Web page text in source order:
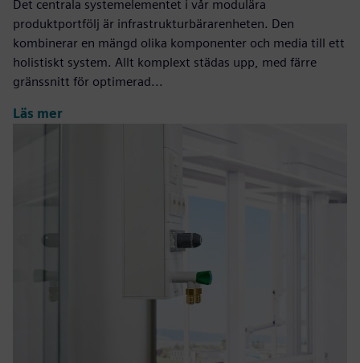
Det centrala systemelementet i vår modulära
produktportfölj är infrastrukturbärarenheten. Den
kombinerar en mängd olika komponenter och media till ett
holistiskt system. Allt komplext städas upp, med färre
gränssnitt för optimerad...
Läs mer